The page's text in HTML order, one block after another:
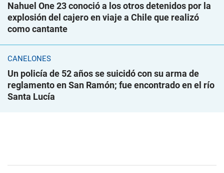
Nahuel One 23 conoció a los otros detenidos por la
explosión del cajero en viaje a Chile que realizó
como cantante
CANELONES
Un policía de 52 años se suicidó con su arma de
reglamento en San Ramón; fue encontrado en el río
Santa Lucía